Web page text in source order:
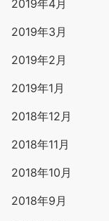
2019年4月
2019年3月
2019年2月
2019年1月
2018年12月
2018年11月
2018年10月
2018年9月